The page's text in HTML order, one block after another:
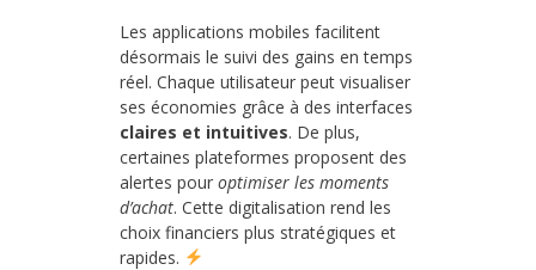
Les applications mobiles facilitent
désormais le suivi des gains en temps
réel. Chaque utilisateur peut visualiser
ses économies grâce à des interfaces
claires et intuitives. De plus,
certaines plateformes proposent des
alertes pour optimiser les moments
d’achat. Cette digitalisation rend les
choix financiers plus stratégiques et
rapides.